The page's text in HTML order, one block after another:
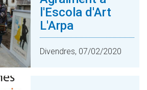
l'Escola d'Art
L'Arpa
Divendres, 07/02/2020